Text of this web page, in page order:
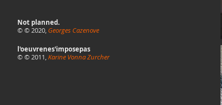
Not planned.
© © 2020, Georges Cazenove
l'oeuvrenes'imposepas
© © 2011,Karine Vonna Zurcher